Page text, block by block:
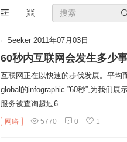
索
键
字
Seeker 2011年07月03日
60秒内互联网会发生多少
互联网正在以快速的步伐发展。平均
global的infographic-”60秒”,为我们
服务被查询超过6
网络 5770 0 1